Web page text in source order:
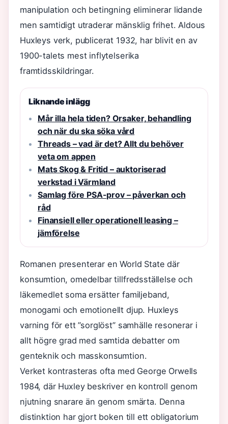
manipulation och betingning eliminerar lidande
men samtidigt utraderar mänsklig frihet. Aldous
Huxleys verk, publicerat 1932, har blivit en av
1900-talets mest inflytelserika
framtidsskildringar.
Liknande inlägg
Mår illa hela tiden? Orsaker, behandling
och när du ska söka vård
Threads – vad är det? Allt du behöver
veta om appen
Mats Skog & Fritid – auktoriserad
verkstad i Värmland
Samlag före PSA-prov – påverkan och
råd
Finansiell eller operationell leasing –
jämförelse
Romanen presenterar en World State där
konsumtion, omedelbar tillfredsställelse och
läkemedlet soma ersätter familjeband,
monogami och emotionellt djup. Huxleys
varning för ett ”sorglöst” samhälle resonerar i
allt högre grad med samtida debatter om
genteknik och masskonsumtion.
Verket kontrasteras ofta med George Orwells
1984, där Huxley beskriver en kontroll genom
njutning snarare än genom smärta. Denna
distinktion har gjort boken till ett obligatorium